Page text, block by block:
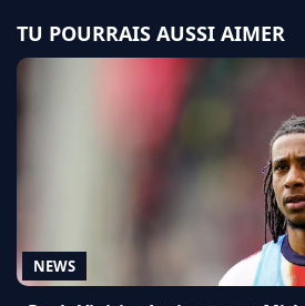
TU POURRAIS AUSSI AIMER
NEWS